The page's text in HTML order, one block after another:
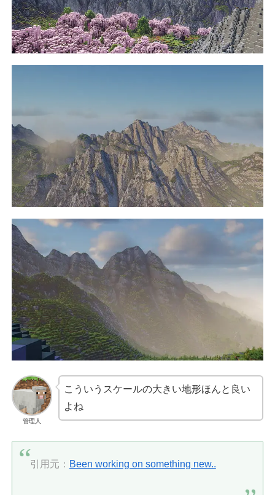
管理人
こういうスケールの大きい地形ほんと良い
よね
引用元： Been working on something new..